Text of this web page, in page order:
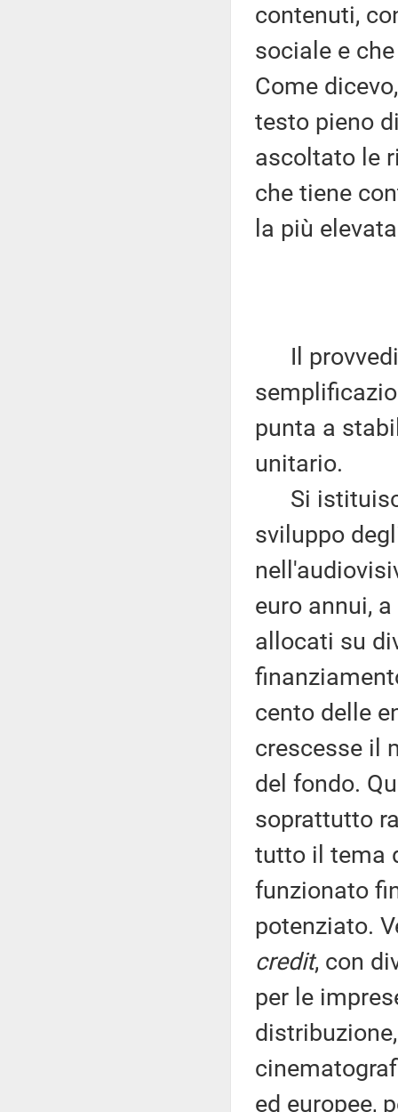
contenuti,
sociale e
Come
testo pieno
ascoltato le
che tiene
la più
Il
punta a
unitario.
Si
sviluppo
euro annui,
allocati su
cento delle
crescesse il
del fondo.
soprattutto
tutto il tema
funzionato
potenziato.
credit, con
per le
ed europee,